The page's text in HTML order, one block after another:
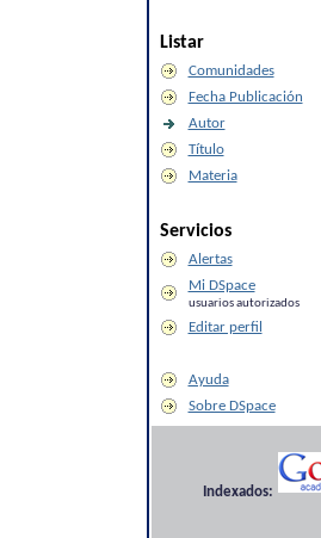
Listar
Comunidades
Fecha Publicación
Autor
Título
Materia
Servicios
Alertas
Mi DSpace
usuarios autorizados
Editar perfil
Ayuda
Sobre DSpace
Indexados: